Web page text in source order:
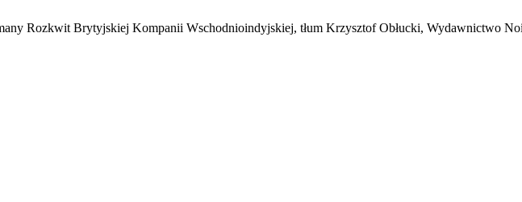
Rozkwit Brytyjskiej Kompanii Wschodnioindyjskiej, tłum Krzysztof Obłucki, Wydawnictwo